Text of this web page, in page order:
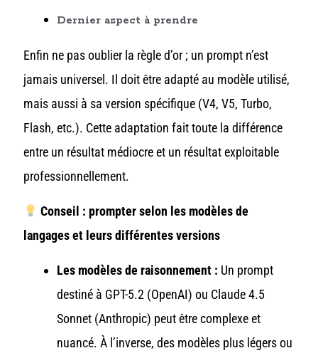
Dernier aspect à prendre
Enfin ne pas oublier la règle d’or ; un prompt n’est
jamais universel. Il doit être adapté au modèle utilisé,
mais aussi à sa version spécifique (V4, V5, Turbo,
Flash, etc.). Cette adaptation fait toute la différence
entre un résultat médiocre et un résultat exploitable
professionnellement.
Conseil : prompter selon les modèles de
langages et leurs différentes versions
Les modèles de raisonnement : Un prompt
destiné à GPT-5.2 (OpenAI) ou Claude 4.5
Sonnet (Anthropic) peut être complexe et
nuancé. À l’inverse, des modèles plus légers ou